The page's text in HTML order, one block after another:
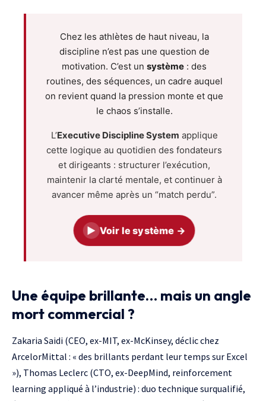
Chez les athlètes de haut niveau, la
discipline n’est pas une question de
motivation. C’est un système : des
routines, des séquences, un cadre auquel
on revient quand la pression monte et que
le chaos s’installe.
L’Executive Discipline System applique
cette logique au quotidien des fondateurs
et dirigeants : structurer l’exécution,
maintenir la clarté mentale, et continuer à
avancer même après un “match perdu”.
▶ Voir le système →
Une équipe brillante… mais un angle
mort commercial ?
Zakaria Saidi (CEO, ex-MIT, ex-McKinsey, déclic chez
ArcelorMittal : « des brillants perdant leur temps sur Excel
»), Thomas Leclerc (CTO, ex-DeepMind, reinforcement
learning appliqué à l’industrie) : duo technique surqualifié,